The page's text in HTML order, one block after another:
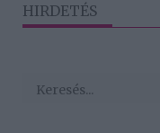
HIRDETÉS